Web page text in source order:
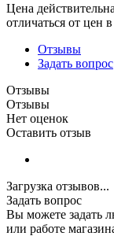
Цена
отличаться от цен
Отзывы
Задать вопрос
Отзывы
Отзывы
Нет оценок
Оставить отзыв
Загрузка отзывов...
Задать вопрос
Вы можете задать
или работе